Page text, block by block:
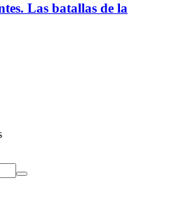
Las batallas de la